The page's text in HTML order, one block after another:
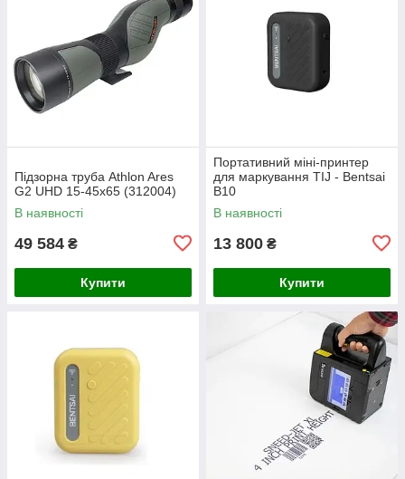
Підзорна труба Athlon Ares
G2 UHD 15-45x65 (312004)
В наявності
49 584 ₴
Купити
Портативний міні-принтер
для маркування TIJ - Bentsai
B10
В наявності
13 800 ₴
Купити